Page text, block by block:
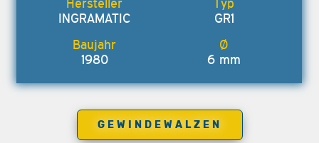
INGRAMATIC GR1
1980 6 mm
GEWINDEWALZEN